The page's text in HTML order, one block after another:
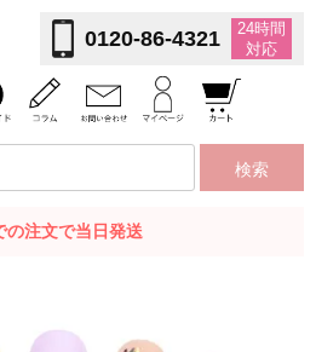
0120-86-4321
24時間
対応
検索
の注文で当日発送